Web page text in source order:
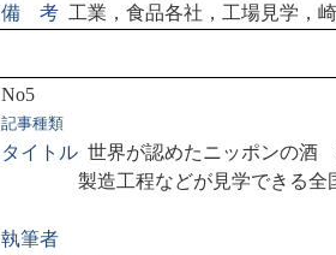
備 考 工業，食品各社，工場見学，
No5
記事種類
タイトル 世界が認めたニッポンの
製造工程などが見学できる全
執筆者